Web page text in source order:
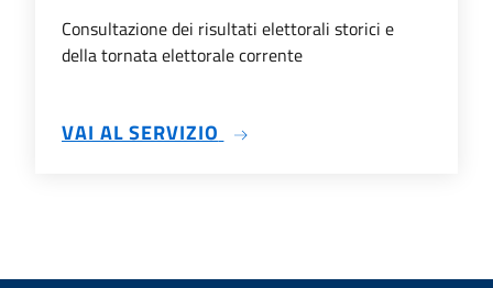
Consultazione dei risultati elettorali storici e
della tornata elettorale corrente
VAI AL SERVIZIO SU ELEZIONI ONLINE